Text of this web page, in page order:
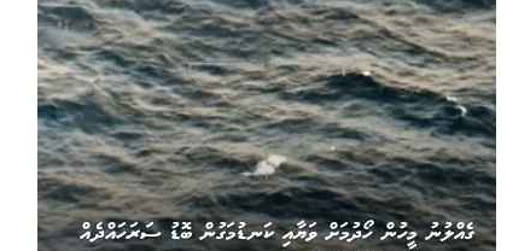
ގެއްލުނު މީހުން ހޯދުމަށް ވަޔާއި ކަނޑުމަގުން ބޮޑު ސަރަހައްދެއް